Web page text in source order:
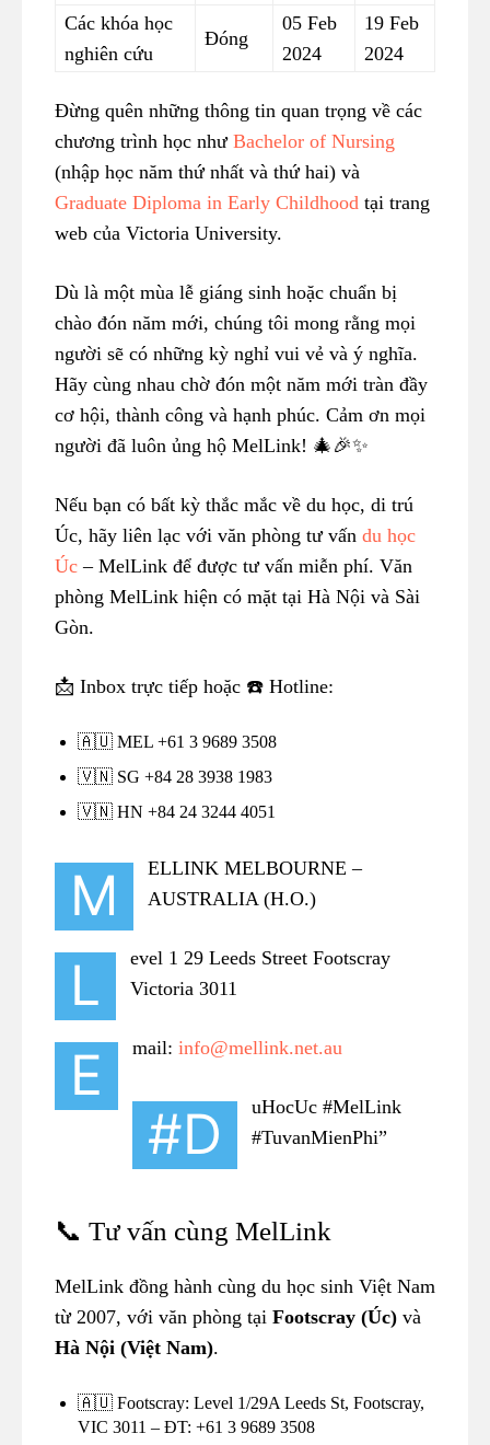
Các khóa học
nghiên cứu
Đóng
05 Feb
2024
19 Feb
2024
Đừng quên những thông tin quan trọng về các
chương trình học như Bachelor of Nursing
(nhập học năm thứ nhất và thứ hai) và
Graduate Diploma in Early Childhood tại trang
web của Victoria University.
Dù là một mùa lễ giáng sinh hoặc chuẩn bị
chào đón năm mới, chúng tôi mong rằng mọi
người sẽ có những kỳ nghỉ vui vẻ và ý nghĩa.
Hãy cùng nhau chờ đón một năm mới tràn đầy
cơ hội, thành công và hạnh phúc. Cảm ơn mọi
người đã luôn ủng hộ MelLink! 🎄🎉✨
Nếu bạn có bất kỳ thắc mắc về du học, di trú
Úc, hãy liên lạc với văn phòng tư vấn du học
Úc – MelLink để được tư vấn miễn phí. Văn
phòng MelLink hiện có mặt tại Hà Nội và Sài
Gòn.
📩 Inbox trực tiếp hoặc ☎️ Hotline:
🇦🇺 MEL +61 3 9689 3508
🇻🇳 SG +84 28 3938 1983
🇻🇳 HN +84 24 3244 4051
M
ELLINK MELBOURNE –
AUSTRALIA (H.O.)
L
evel 1 29 Leeds Street Footscray
Victoria 3011
E mail: info@mellink.net.au
#D
uHocUc #MelLink
#TuvanMienPhi”
📞 Tư vấn cùng MelLink
MelLink đồng hành cùng du học sinh Việt Nam
từ 2007, với văn phòng tại Footscray (Úc) và
Hà Nội (Việt Nam).
🇦🇺 Footscray: Level 1/29A Leeds St, Footscray,
VIC 3011 – ĐT: +61 3 9689 3508